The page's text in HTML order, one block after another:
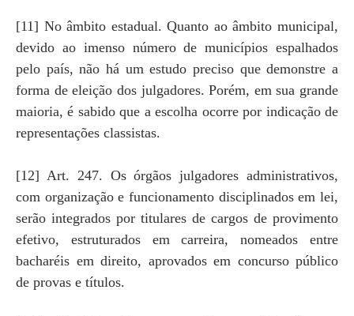
[11] No âmbito estadual. Quanto ao âmbito municipal,
devido ao imenso número de municípios espalhados
pelo país, não há um estudo preciso que demonstre a
forma de eleição dos julgadores. Porém, em sua grande
maioria, é sabido que a escolha ocorre por indicação de
representações classistas.
[12] Art. 247. Os órgãos julgadores administrativos,
com organização e funcionamento disciplinados em lei,
serão integrados por titulares de cargos de provimento
efetivo, estruturados em carreira, nomeados entre
bacharéis em direito, aprovados em concurso público
de provas e títulos.